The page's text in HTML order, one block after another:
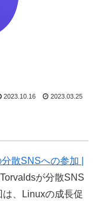
2023.10.16 2023.03.25
散SNSへの参加 |
が分散SNS
、Linuxの成長促